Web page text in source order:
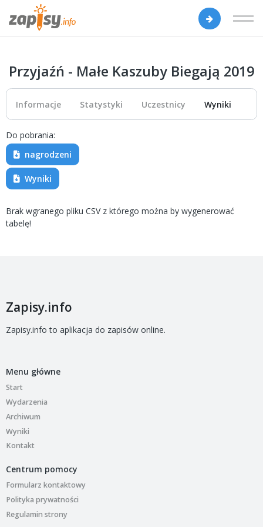
Przyjaźń - Małe Kaszuby Biegają 2019
Informacje Statystyki Uczestnicy Wyniki
Do pobrania:
nagrodzeni
Wyniki
Brak wgranego pliku CSV z którego można by wygenerować
tabelę!
Zapisy.info
Zapisy.info to aplikacja do zapisów online.
Menu główne
Start
Wydarzenia
Archiwum
Wyniki
Kontakt
Centrum pomocy
Formularz kontaktowy
Polityka prywatności
Regulamin strony